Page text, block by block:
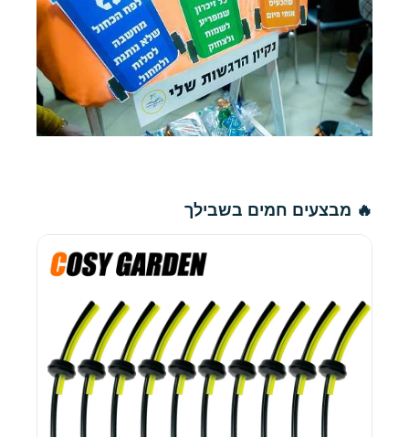
🔥 מבצעים חמים בשבילך